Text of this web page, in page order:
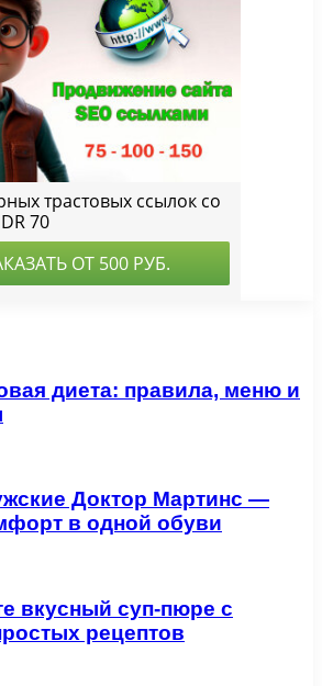
диета: правила, меню и
Доктор Мартинс —
в одной обуви
вкусный суп-пюре с
рецептов